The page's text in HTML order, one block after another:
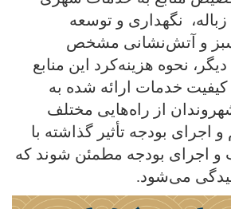
نگهداری و توسعه
سبز و آتش‌نشانی مشخص
نحوه هزینه‌کرد این منابع
کیفیت خدمات ارائه شده به
از راه‌هایی مختلف
و اجرای بودجه تأثیر گذاشته با
و اجرای بودجه مطمئن شوند که
می‌شود.